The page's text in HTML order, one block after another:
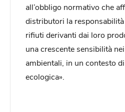
all’obbligo normativo che
distributori la
rifiuti derivanti dai loro
una crescente sensibilità
ambientali, in un contesto
ecologica».